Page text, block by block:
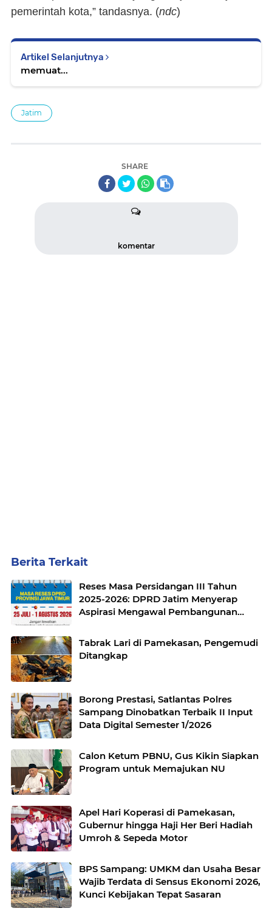
pemerintah kota,” tandasnya. (ndc)
Artikel Selanjutnya
memuat...
Jatim
SHARE
komentar
Berita Terkait
Reses Masa Persidangan III Tahun
2025-2026: DPRD Jatim Menyerap
Aspirasi Mengawal Pembangunan
Tabrak Lari di Pamekasan, Pengemudi
Ditangkap
Borong Prestasi, Satlantas Polres
Sampang Dinobatkan Terbaik II Input
Data Digital Semester 1/2026
Calon Ketum PBNU, Gus Kikin Siapkan
Program untuk Memajukan NU
Apel Hari Koperasi di Pamekasan,
Gubernur hingga Haji Her Beri Hadiah
Umroh & Sepeda Motor
BPS Sampang: UMKM dan Usaha Besar
Wajib Terdata di Sensus Ekonomi 2026,
Kunci Kebijakan Tepat Sasaran